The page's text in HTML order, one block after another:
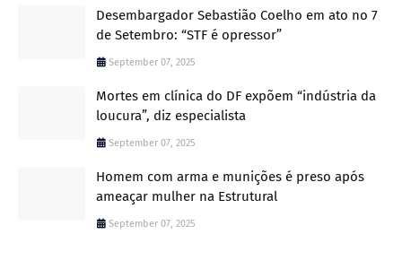
Desembargador Sebastião Coelho em ato no 7
de Setembro: “STF é opressor”
September 07, 2025
Mortes em clínica do DF expõem “indústria da
loucura”, diz especialista
September 07, 2025
Homem com arma e munições é preso após
ameaçar mulher na Estrutural
September 07, 2025